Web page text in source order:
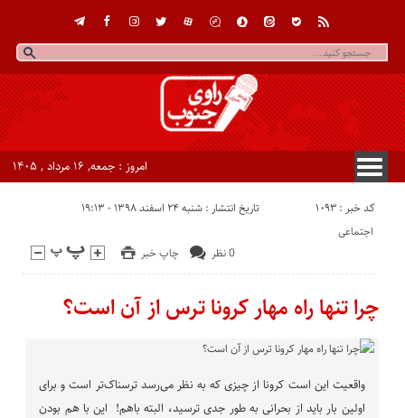
امروز : جمعه, ۱۶ مرداد , ۱۴۰۵
کد خبر : 1093 تاریخ انتشار : شنبه ۲۴ اسفند ۱۳۹۸ - ۱۹:۱۳
چاپ خبر 0 نظر
اجتماعی
چرا تنها راه مهار کرونا ترس از آن است؟
واقعیت این است کرونا از چیزی که به نظر می‌رسد ترسناک‌تر است و برای
اولین بار باید از بحرانی به طور جدی ترسید، البته باهم! این با هم بودن